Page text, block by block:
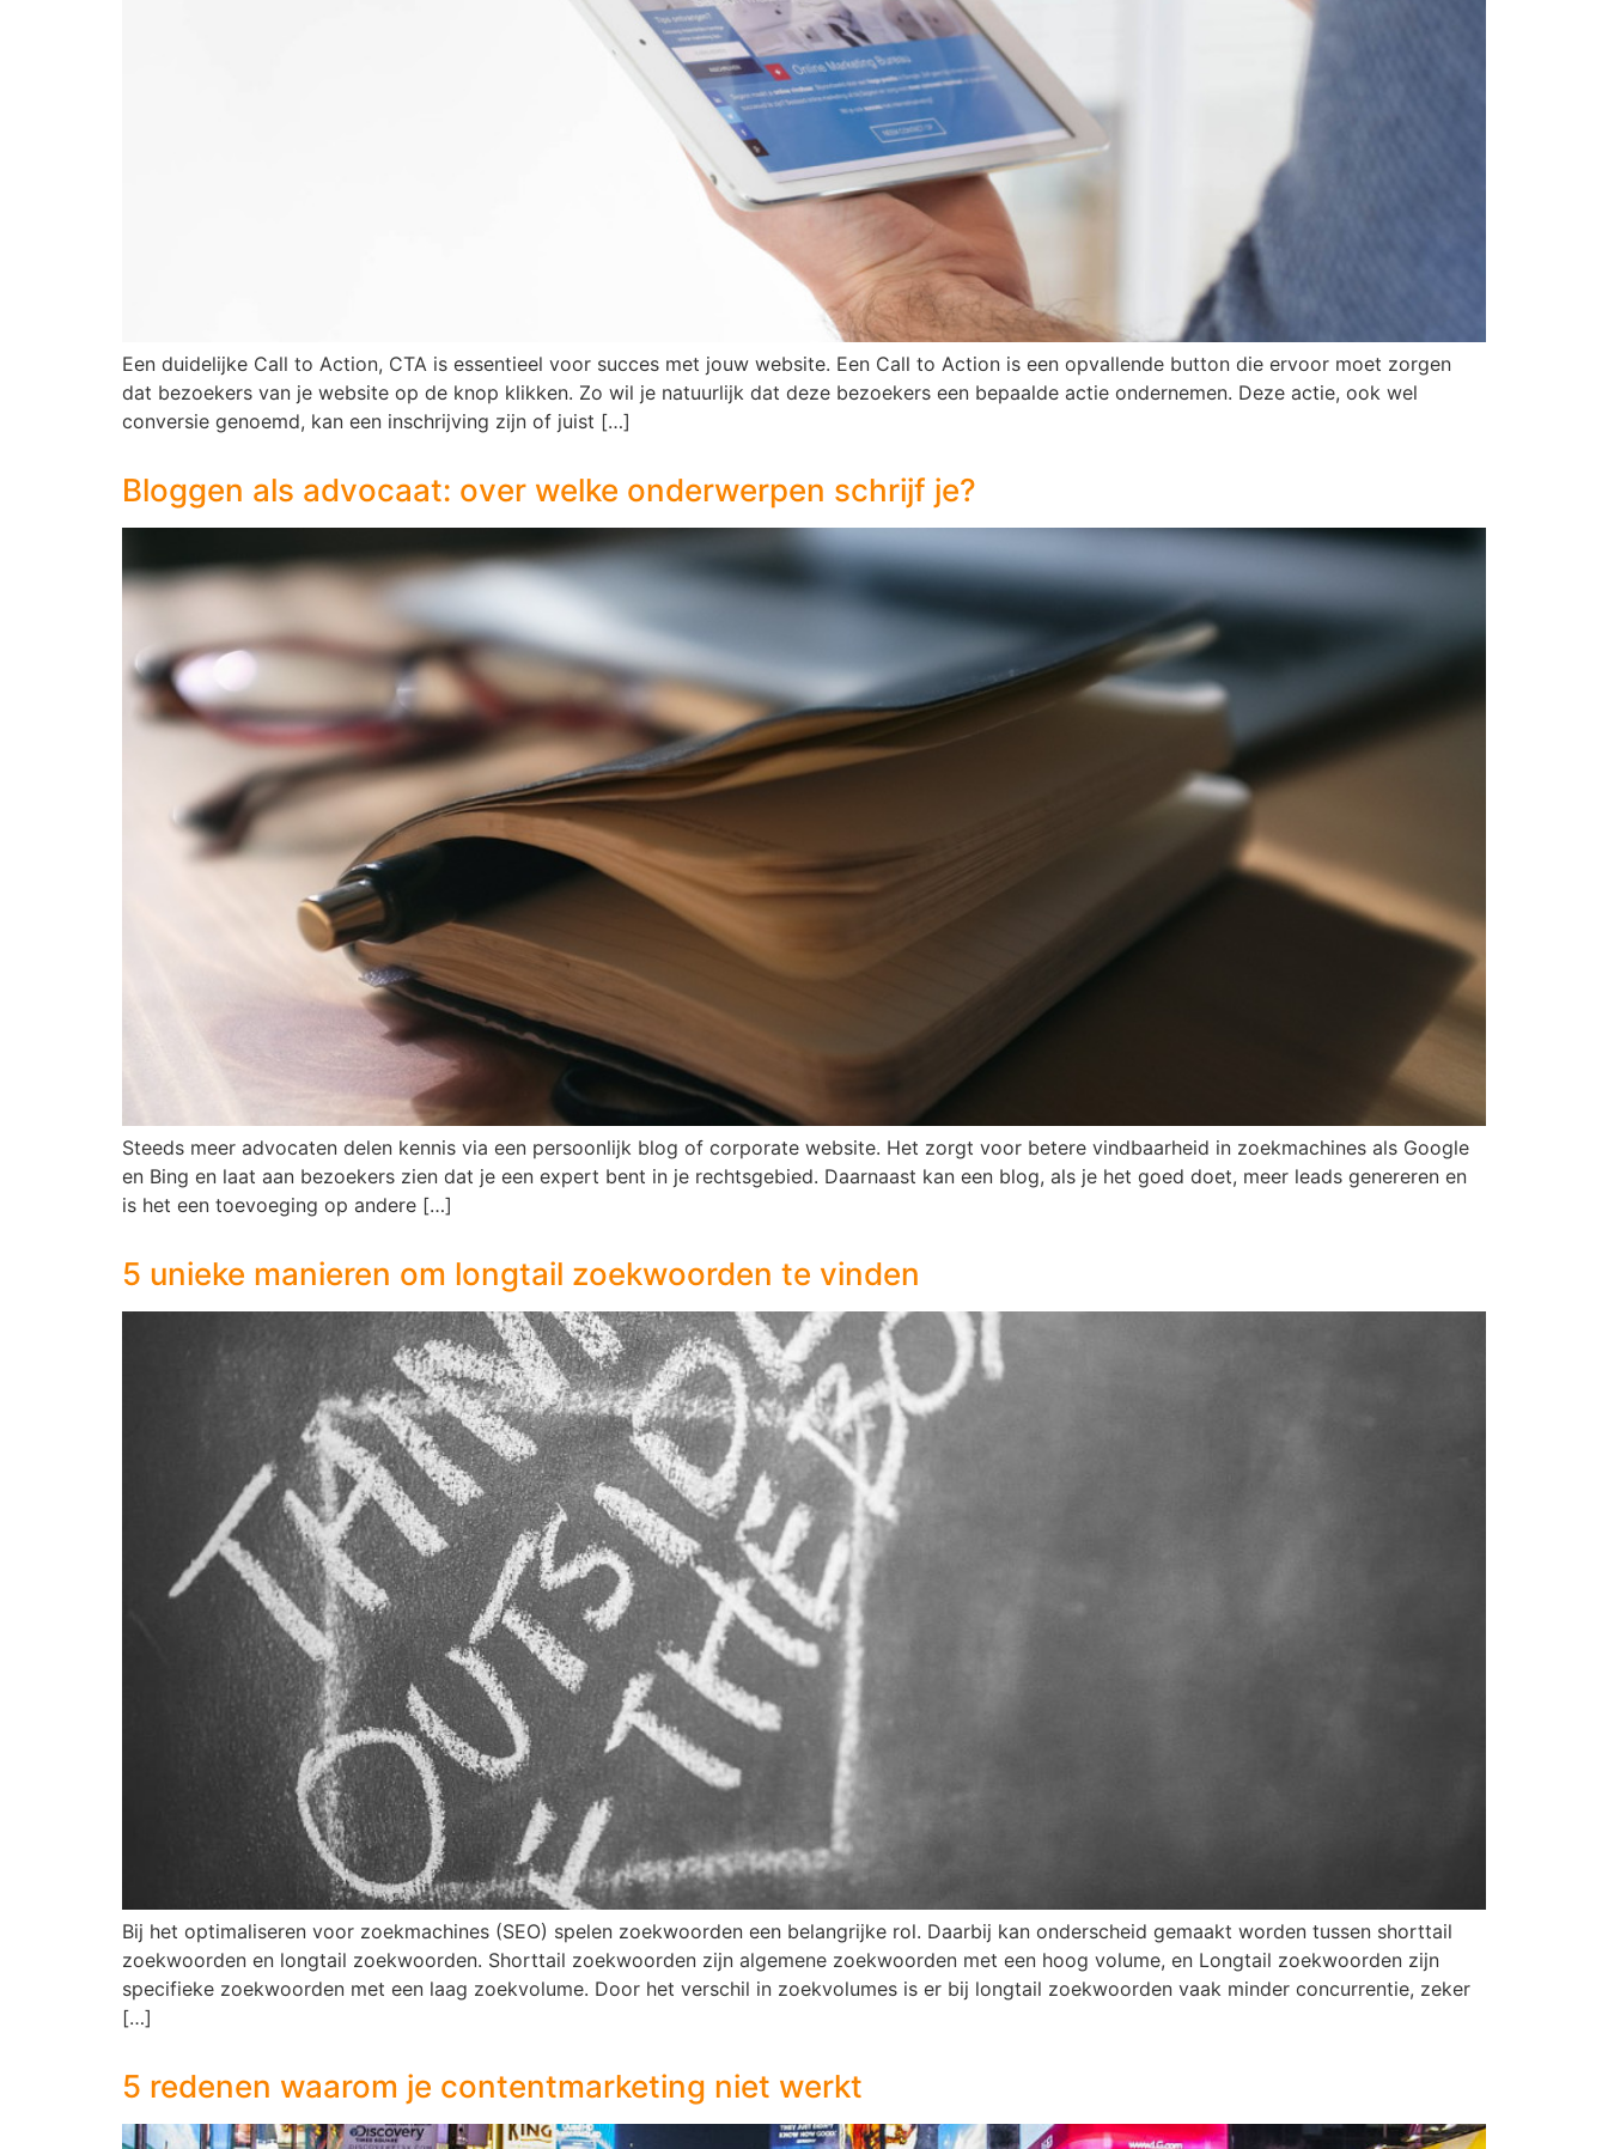
Een duidelijke Call to Action, CTA is essentieel voor succes met jouw website. Een Call to Action is een opvallende button die ervoor moet zorgen
dat bezoekers van je website op de knop klikken. Zo wil je natuurlijk dat deze bezoekers een bepaalde actie ondernemen. Deze actie, ook wel
conversie genoemd, kan een inschrijving zijn of juist […]
Bloggen als advocaat: over welke onderwerpen schrijf je?
Steeds meer advocaten delen kennis via een persoonlijk blog of corporate website. Het zorgt voor betere vindbaarheid in zoekmachines als Google
en Bing en laat aan bezoekers zien dat je een expert bent in je rechtsgebied. Daarnaast kan een blog, als je het goed doet, meer leads genereren en
is het een toevoeging op andere […]
5 unieke manieren om longtail zoekwoorden te vinden
Bij het optimaliseren voor zoekmachines (SEO) spelen zoekwoorden een belangrijke rol. Daarbij kan onderscheid gemaakt worden tussen shorttail
zoekwoorden en longtail zoekwoorden. Shorttail zoekwoorden zijn algemene zoekwoorden met een hoog volume, en Longtail zoekwoorden zijn
specifieke zoekwoorden met een laag zoekvolume. Door het verschil in zoekvolumes is er bij longtail zoekwoorden vaak minder concurrentie, zeker
[…]
5 redenen waarom je contentmarketing niet werkt